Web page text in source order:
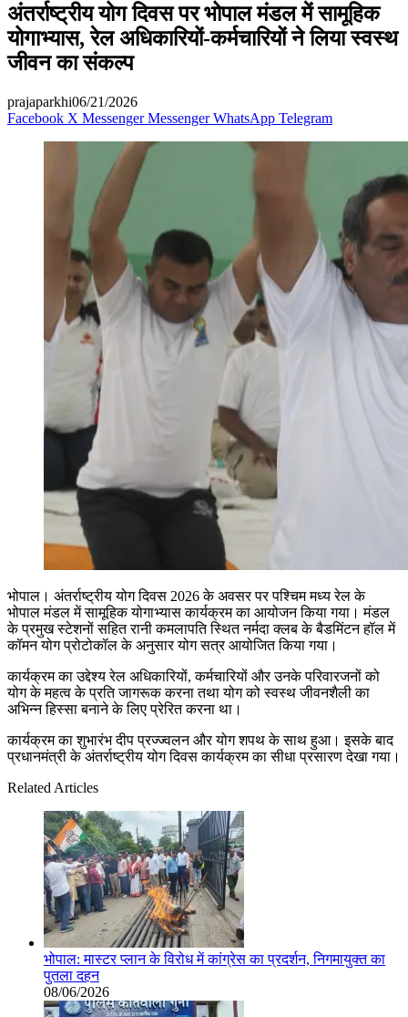
अंतर्राष्ट्रीय योग दिवस पर भोपाल मंडल में सामूहिक
योगाभ्यास, रेल अधिकारियों-कर्मचारियों ने लिया स्वस्थ
जीवन का संकल्प
prajaparkhi06/21/2026
Facebook X Messenger Messenger WhatsApp Telegram
भोपाल। अंतर्राष्ट्रीय योग दिवस 2026 के अवसर पर पश्चिम मध्य रेल के
भोपाल मंडल में सामूहिक योगाभ्यास कार्यक्रम का आयोजन किया गया। मंडल
के प्रमुख स्टेशनों सहित रानी कमलापति स्थित नर्मदा क्लब के बैडमिंटन हॉल में
कॉमन योग प्रोटोकॉल के अनुसार योग सत्र आयोजित किया गया।
कार्यक्रम का उद्देश्य रेल अधिकारियों, कर्मचारियों और उनके परिवारजनों को
योग के महत्व के प्रति जागरूक करना तथा योग को स्वस्थ जीवनशैली का
अभिन्न हिस्सा बनाने के लिए प्रेरित करना था।
कार्यक्रम का शुभारंभ दीप प्रज्ज्वलन और योग शपथ के साथ हुआ। इसके बाद
प्रधानमंत्री के अंतर्राष्ट्रीय योग दिवस कार्यक्रम का सीधा प्रसारण देखा गया।
Related Articles
भोपाल: मास्टर प्लान के विरोध में कांग्रेस का प्रदर्शन, निगमायुक्त का
पुतला दहन
08/06/2026